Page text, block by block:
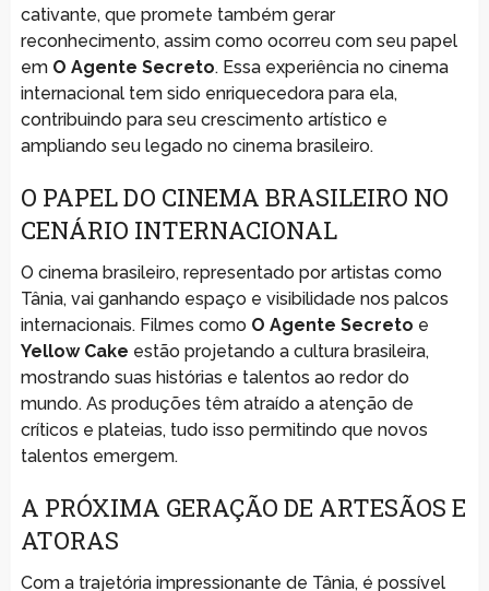
cativante, que promete também gerar
reconhecimento, assim como ocorreu com seu papel
em O Agente Secreto. Essa experiência no cinema
internacional tem sido enriquecedora para ela,
contribuindo para seu crescimento artístico e
ampliando seu legado no cinema brasileiro.
O PAPEL DO CINEMA BRASILEIRO NO
CENÁRIO INTERNACIONAL
O cinema brasileiro, representado por artistas como
Tânia, vai ganhando espaço e visibilidade nos palcos
internacionais. Filmes como O Agente Secreto e
Yellow Cake estão projetando a cultura brasileira,
mostrando suas histórias e talentos ao redor do
mundo. As produções têm atraído a atenção de
críticos e plateias, tudo isso permitindo que novos
talentos emergem.
A PRÓXIMA GERAÇÃO DE ARTESÃOS E
ATORAS
Com a trajetória impressionante de Tânia, é possível